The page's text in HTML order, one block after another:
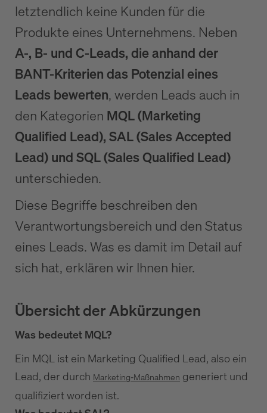
letztendlich keine Kunden für die
Produkte eines Unternehmens. Neben
A-, B- und C-Leads, die anhand der
BANT-Kriterien das Potenzial eines
Leads bewerten, werden Leads auch in
den Kategorien MQL (Marketing
Qualified Lead), SAL (Sales Accepted
Lead) und SQL (Sales Qualified Lead)
unterschieden.
Diese Begriffe beschreiben den
Verantwortungsbereich und den Status
eines Leads. Was es damit im Detail auf
sich hat, erklären wir Ihnen hier.
Übersicht der Abkürzungen
Was bedeutet MQL?
Ein MQL ist ein Marketing Qualified Lead, also ein
Lead, der durch Marketing-Maßnahmen generiert und
qualifiziert worden ist.